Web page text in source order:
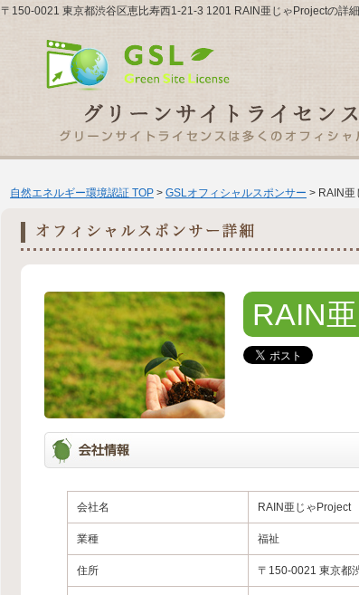
〒150-0021 東京都渋谷区恵比寿西1-21-3 1201 RAIN亜じゃProjectの詳細
自然エネルギー環境認証 TOP > GSLオフィシャルスポンサー > RAIN
RAIN
会社名 RAIN亜じゃProject
業種 福祉
住所 〒150-0021 東京都